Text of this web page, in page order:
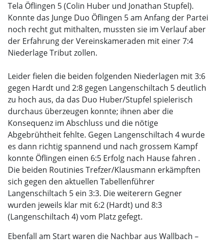
Tela Öflingen 5 (Colin Huber und Jonathan Stupfel).
Konnte das Junge Duo Öflingen 5 am Anfang der Partei
noch recht gut mithalten, mussten sie im Verlauf aber
der Erfahrung der Vereinskameraden mit einer 7:4
Niederlage Tribut zollen.
Leider fielen die beiden folgenden Niederlagen mit 3:6
gegen Hardt und 2:8 gegen Langenschiltach 5 deutlich
zu hoch aus, da das Duo Huber/Stupfel spielerisch
durchaus überzeugen konnte; ihnen aber die
Konsequenz im Abschluss und die nötige
Abgebrühtheit fehlte. Gegen Langenschiltach 4 wurde
es dann richtig spannend und nach grossem Kampf
konnte Öflingen einen 6:5 Erfolg nach Hause fahren .
Die beiden Routinies Trefzer/Klausmann erkämpften
sich gegen den aktuellen Tabellenführer
Langenschiltach 5 ein 3:3. Die weiterern Gegner
wurden jeweils klar mit 6:2 (Hardt) und 8:3
(Langenschiltach 4) vom Platz gefegt.
Ebenfall am Start waren die Nachbar aus Wallbach –